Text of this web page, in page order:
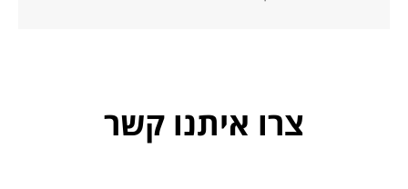
צרו איתנו קשר